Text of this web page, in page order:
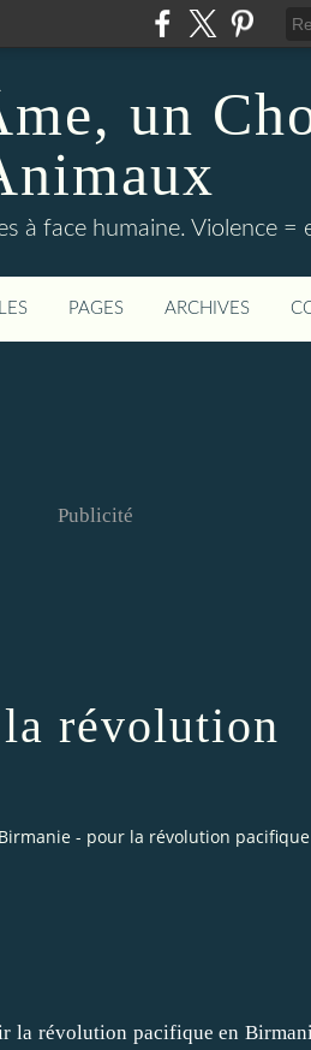
un
à face humaine. Violence =
PAGES ARCHIVES
Publicité
révolution
- pour la révolution pacifique
la révolution pacifique en